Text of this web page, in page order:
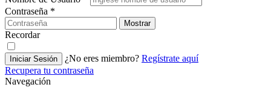
Contraseña *
Mostrar
Recordar
Iniciar Sesión ¿No eres miembro? Regístrate aquí
Recupera tu contraseña
Navegación